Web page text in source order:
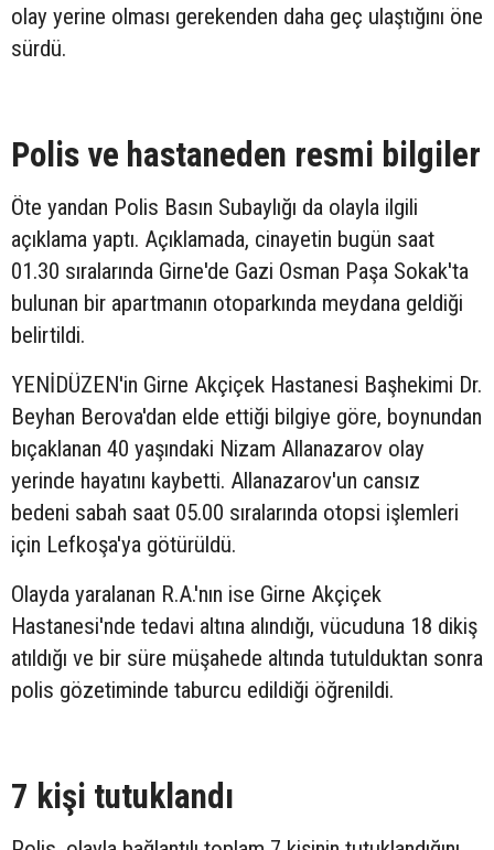
olay yerine olması gerekenden daha geç ulaştığını öne
sürdü.
Polis ve hastaneden resmi bilgiler
Öte yandan Polis Basın Subaylığı da olayla ilgili
açıklama yaptı. Açıklamada, cinayetin bugün saat
01.30 sıralarında Girne'de Gazi Osman Paşa Sokak'ta
bulunan bir apartmanın otoparkında meydana geldiği
belirtildi.
YENİDÜZEN'in Girne Akçiçek Hastanesi Başhekimi Dr.
Beyhan Berova'dan elde ettiği bilgiye göre, boynundan
bıçaklanan 40 yaşındaki Nizam Allanazarov olay
yerinde hayatını kaybetti. Allanazarov'un cansız
bedeni sabah saat 05.00 sıralarında otopsi işlemleri
için Lefkoşa'ya götürüldü.
Olayda yaralanan R.A.'nın ise Girne Akçiçek
Hastanesi'nde tedavi altına alındığı, vücuduna 18 dikiş
atıldığı ve bir süre müşahede altında tutulduktan sonra
polis gözetiminde taburcu edildiği öğrenildi.
7 kişi tutuklandı